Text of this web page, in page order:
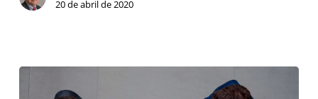
20 de abril de 2020